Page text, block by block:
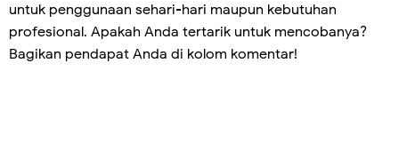
untuk penggunaan sehari-hari maupun kebutuhan
profesional. Apakah Anda tertarik untuk mencobanya?
Bagikan pendapat Anda di kolom komentar!